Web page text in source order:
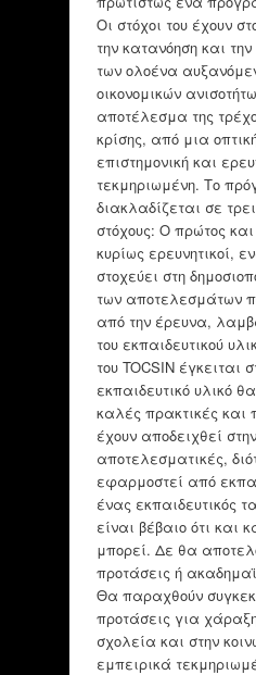
Οι στόχοι του έχουν
την κατανόηση και
των ολοένα
οικονομικών
αποτέλεσμα της
κρίσης, από μια
επιστημονική και
τεκμηριωμένη. Το
διακλαδίζεται σε
στόχους: Ο πρώτος
κυρίως ερευνητικοί,
στοχεύει στη
των αποτελεσμάτων
από την έρευνα,
του εκπαιδευτικού
του TOCSIN έγκειται
εκπαιδευτικό υλικό
καλές πρακτικές και
έχουν αποδειχθεί
αποτελεσματικές,
εφαρμοστεί από
ένας εκπαιδευτικός
είναι βέβαιο ότι και
μπορεί. Δε θα
προτάσεις ή
Θα παραχθούν
προτάσεις για
σχολεία και στην
εμπειρικά